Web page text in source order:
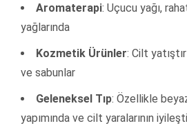
Aromaterapi: Uçucu yağı,
yağlarında
Kozmetik Ürünler: Cilt
ve sabunlar
Geleneksel Tıp: Özellikle
yapımında ve cilt yaralarının